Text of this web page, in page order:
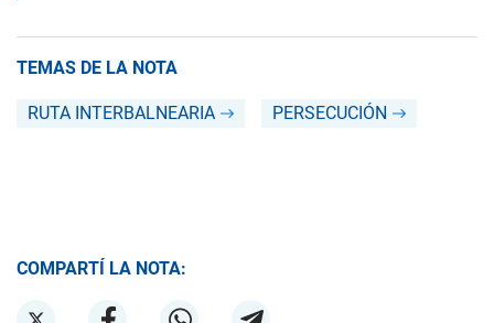
TEMAS DE LA NOTA
RUTA INTERBALNEARIA PERSECUCIÓN
COMPARTÍ LA NOTA: